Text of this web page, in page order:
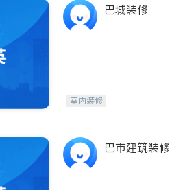
巴城装修
室内装修
巴市建筑装修